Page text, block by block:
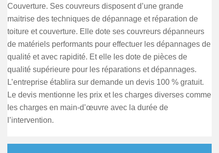
Couverture. Ses couvreurs disposent d’une grande
maitrise des techniques de dépannage et réparation de
toiture et couverture. Elle dote ses couvreurs dépanneurs
de matériels performants pour effectuer les dépannages de
qualité et avec rapidité. Et elle les dote de pièces de
qualité supérieure pour les réparations et dépannages.
L’entreprise établira sur demande un devis 100 % gratuit.
Le devis mentionne les prix et les charges diverses comme
les charges en main-d’œuvre avec la durée de
l’intervention.